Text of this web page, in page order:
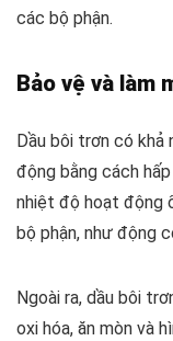
các bộ phận.
Bảo vệ và làm
Dầu bôi trơn có khả
động bằng cách
nhiệt độ hoạt động
bộ phận, như động
Ngoài ra, dầu bôi
oxi hóa, ăn mòn và